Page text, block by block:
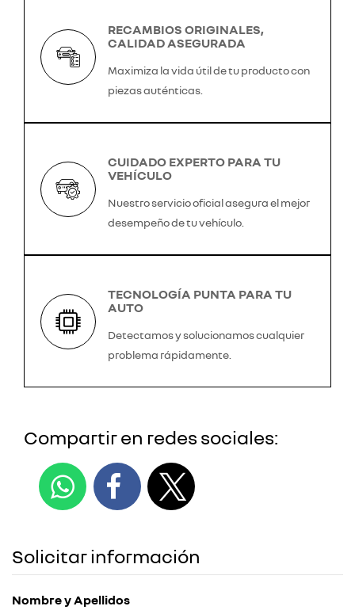
RECAMBIOS ORIGINALES,
CALIDAD ASEGURADA
Maximiza la vida útil de tu producto con
piezas auténticas.
CUIDADO EXPERTO PARA TU
VEHÍCULO
Nuestro servicio oficial asegura el mejor
desempeño de tu vehículo.
TECNOLOGÍA PUNTA PARA TU
AUTO
Detectamos y solucionamos cualquier
problema rápidamente.
Compartir en redes sociales:
Solicitar información
Nombre y Apellidos